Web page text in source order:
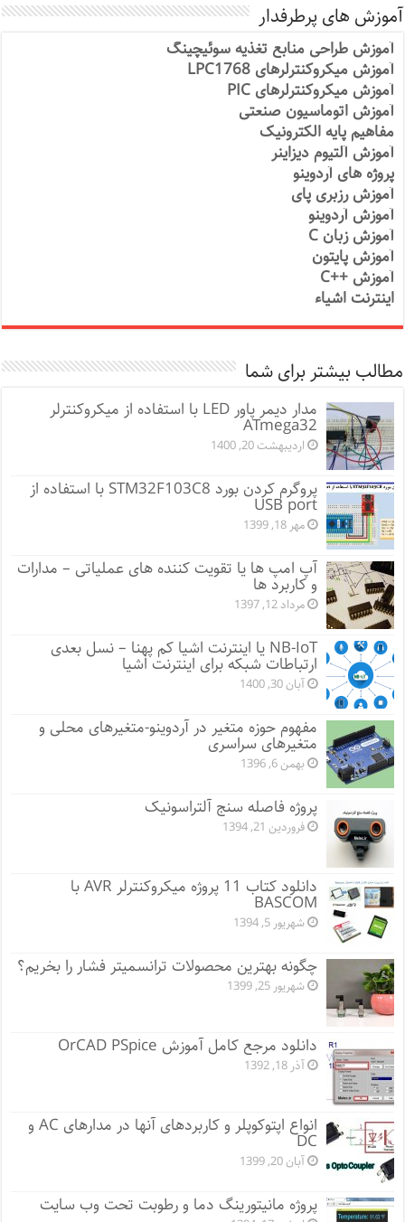
آموزش های پرطرفدار
آموزش طراحی منابع تغذیه سوئیچینگ
آموزش میکروکنترلرهای LPC1768
آموزش میکروکنترلرهای PIC
آموزش اتوماسیون صنعتی
مفاهیم پایه الکترونیک
آموزش آلتیوم دیزاینر
پروژه های آردوینو
آموزش رزبری پای
آموزش آردوینو
آموزش زبان C
آموزش پایتون
آموزش ++C
اینترنت اشیاء
مطالب بیشتر برای شما
مدار دیمر پاور LED با استفاده از میکروکنترلر
ATmega32
اردیبهشت 20, 1400
پروگرم کردن بورد STM32F103C8 با استفاده از
USB port
مهر 18, 1399
آپ امپ ها یا تقویت کننده های عملیاتی – مدارات
و کاربرد ها
مرداد 12, 1397
NB-IoT یا اینترنت اشیا کم پهنا – نسل بعدی
ارتباطات شبکه برای اینترنت اشیا
آبان 30, 1400
مفهوم حوزه متغیر در آردوینو-متغیرهای محلی و
متغیرهای سراسری
بهمن 6, 1396
پروژه فاصله سنج آلتراسونیک
فروردین 21, 1394
دانلود کتاب 11 پروژه میکروکنترلر AVR با
BASCOM
شهریور 5, 1394
چگونه بهترین محصولات ترانسمیتر فشار را بخریم؟
شهریور 25, 1399
دانلود مرجع کامل آموزش OrCAD PSpice
آذر 18, 1392
انواع اپتوکوپلر و کاربردهای آنها در مدارهای AC و
DC
آبان 20, 1399
پروژه مانيتورينگ دما و رطوبت تحت وب سایت